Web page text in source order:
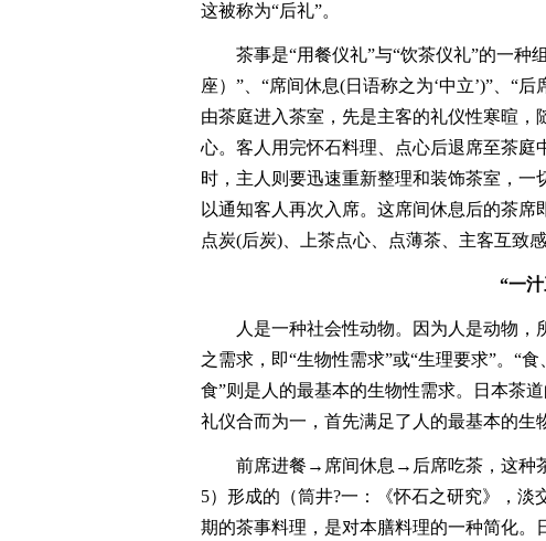
这被称为“后礼”。
茶事是“用餐仪礼”与“饮茶仪礼”的一种
座）”、“席间休息(日语称之为‘中立’)”、“
由茶庭进入茶室，先是主客的礼仪性寒暄
心。客人用完怀石料理、点心后退席至茶庭
时，主人则要迅速重新整理和装饰茶室，
以通知客人再次入席。这席间休息后的茶席
点炭(后炭)、上茶点心、点薄茶、主客互致感
“一
人是一种社会性动物。因为人是动物
之需求，即“生物性需求”或“生理要求”。“
食”则是人的最基本的生物性需求。日本茶
礼仪合而为一，首先满足了人的最基本的生
前席进餐→席间休息→后席吃茶，这种
5）形成的（筒井?一：《怀石之研究》，淡
期的茶事料理，是对本膳料理的一种简化